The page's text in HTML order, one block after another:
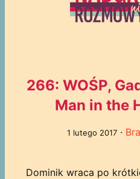
266: WOŚP,
Man in the
1 lutego 2017·
Dominik wraca po